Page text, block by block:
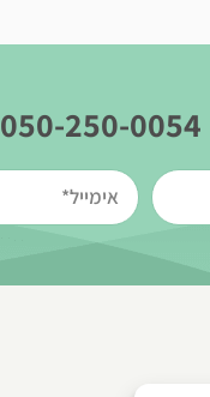
050-250-0054